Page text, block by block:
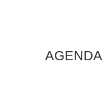
AGENDA